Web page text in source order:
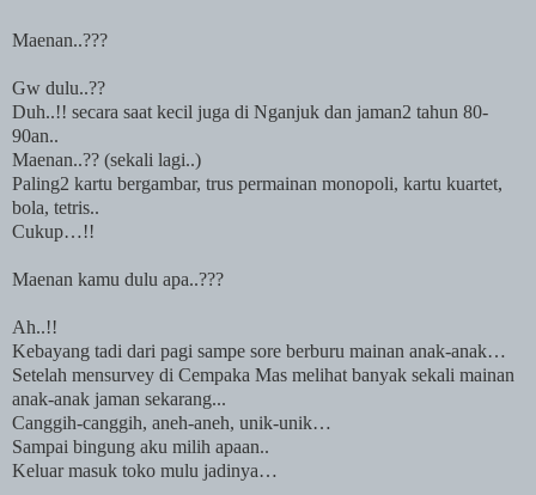
Maenan..???
Gw dulu..??
Duh..!! secara saat kecil juga di Nganjuk dan jaman2 tahun 80-
90an..
Maenan..?? (sekali lagi..)
Paling2 kartu bergambar, trus permainan monopoli, kartu kuartet,
bola, tetris..
Cukup…!!
Maenan kamu dulu apa..???
Ah..!!
Kebayang tadi dari pagi sampe sore berburu mainan anak-anak…
Setelah mensurvey di Cempaka Mas melihat banyak sekali mainan
anak-anak jaman sekarang...
Canggih-canggih, aneh-aneh, unik-unik…
Sampai bingung aku milih apaan..
Keluar masuk toko mulu jadinya…